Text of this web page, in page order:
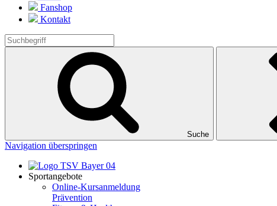
Fanshop
Kontakt
Suche
Navigation überspringen
Sportangebote
Online-Kursanmeldung
Prävention